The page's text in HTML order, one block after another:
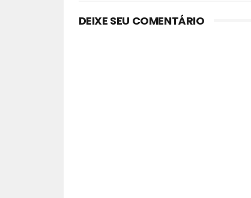
DEIXE SEU COMENTÁRIO